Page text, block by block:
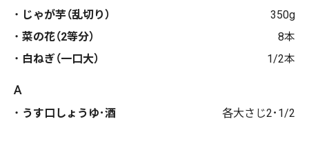
じゃが芋（乱切り）
350g
菜の花（2等分）
8本
白ねぎ（一口大）
1/2本
A
うす口しょうゆ･酒 各大さじ2･1/2